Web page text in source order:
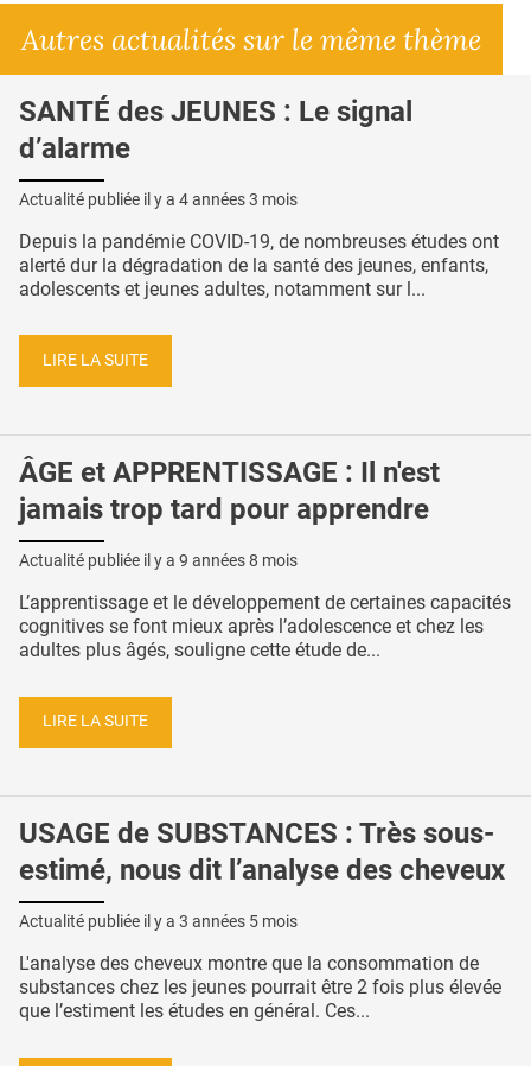
Autres actualités sur le même thème
SANTÉ des JEUNES : Le signal
d’alarme
Actualité publiée il y a 4 années 3 mois
Depuis la pandémie COVID-19, de nombreuses études ont
alerté dur la dégradation de la santé des jeunes, enfants,
adolescents et jeunes adultes, notamment sur l...
LIRE LA SUITE
ÂGE et APPRENTISSAGE : Il n'est
jamais trop tard pour apprendre
Actualité publiée il y a 9 années 8 mois
L’apprentissage et le développement de certaines capacités
cognitives se font mieux après l’adolescence et chez les
adultes plus âgés, souligne cette étude de...
LIRE LA SUITE
USAGE de SUBSTANCES : Très sous-
estimé, nous dit l’analyse des cheveux
Actualité publiée il y a 3 années 5 mois
L'analyse des cheveux montre que la consommation de
substances chez les jeunes pourrait être 2 fois plus élevée
que l’estiment les études en général. Ces...